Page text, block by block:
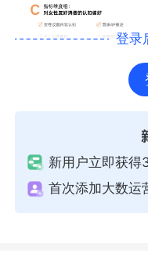
登录
新用户立即获得
首次添加大数运